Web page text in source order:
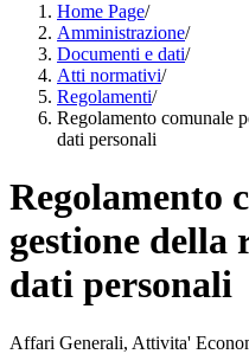
Home Page/
Amministrazione/
Documenti e dati/
Atti normativi/
Regolamenti/
Regolamento comunale
dati personali
Regolamento
gestione della
dati personali
Affari Generali, Attivita'